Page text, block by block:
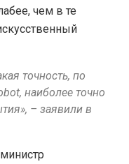
чем в те
точность, по
наиболее точно
– заявили в